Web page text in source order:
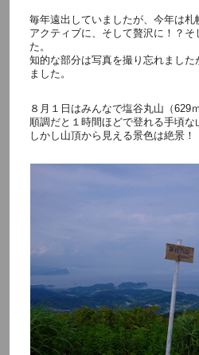
毎年遠出していましたが、今年は札
アクティブに、そして贅沢に！？
た。
知的な部分は写真を撮り忘れまし
ました。
８月１日はみんなで塩谷丸山（629
順調だと１時間ほどで登れる手頃な
しかし山頂から見える景色は絶景！